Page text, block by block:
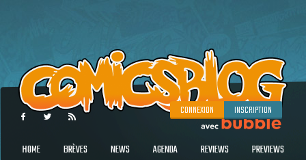
CONNEXION INSCRIPTION
HOME BRÈVES NEWS AGENDA REVIEWS PREVIEWS